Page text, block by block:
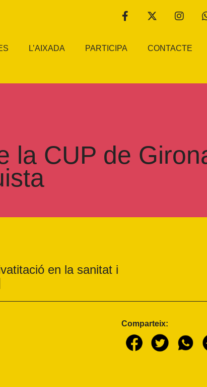
L’AIXADA PARTICIPA CONTACTE
la CUP de
en la sanitat i
Comparteix: